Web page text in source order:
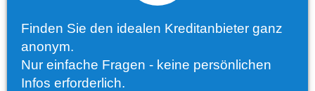
Finden Sie den idealen Kreditanbieter ganz
anonym.
Nur einfache Fragen - keine persönlichen
Infos erforderlich.